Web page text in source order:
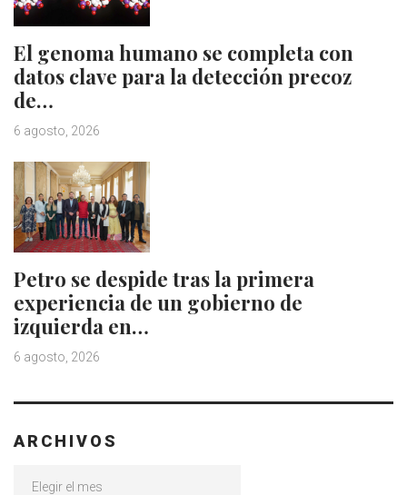
El genoma humano se completa con
datos clave para la detección precoz
de…
6 agosto, 2026
Petro se despide tras la primera
experiencia de un gobierno de
izquierda en…
6 agosto, 2026
ARCHIVOS